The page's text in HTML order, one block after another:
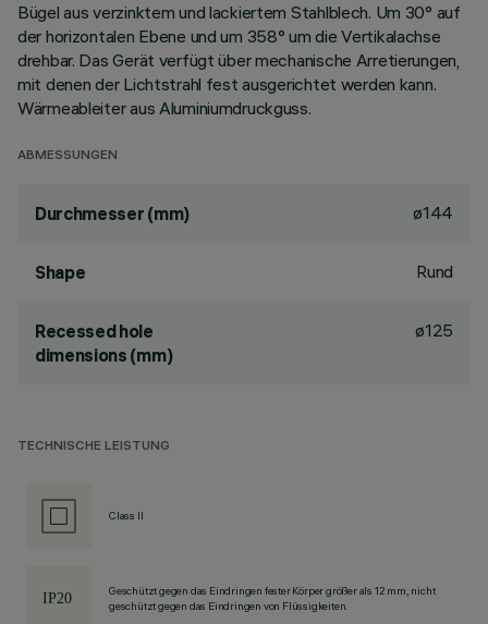
Bügel aus verzinktem und lackiertem Stahlblech. Um 30° auf
der horizontalen Ebene und um 358° um die Vertikalachse
drehbar. Das Gerät verfügt über mechanische Arretierungen,
mit denen der Lichtstrahl fest ausgerichtet werden kann.
Wärmeableiter aus Aluminiumdruckguss.
ABMESSUNGEN
Durchmesser (mm) ø144
Shape Rund
Recessed hole
dimensions (mm)
ø125
TECHNISCHE LEISTUNG
Class II
Geschützt gegen das Eindringen fester Körper größer als 12 mm, nicht
geschützt gegen das Eindringen von Flüssigkeiten.